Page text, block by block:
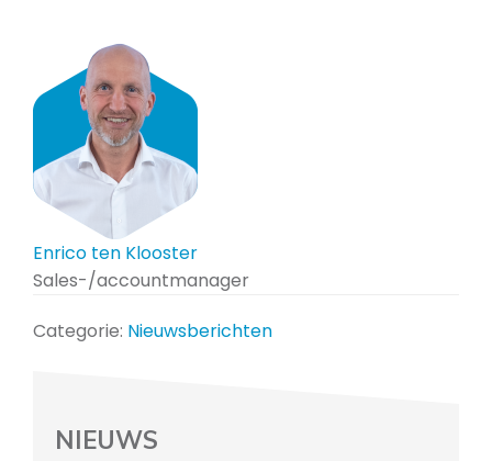
Enrico ten Klooster
Sales-/accountmanager
Categorie: Nieuwsberichten
NIEUWS